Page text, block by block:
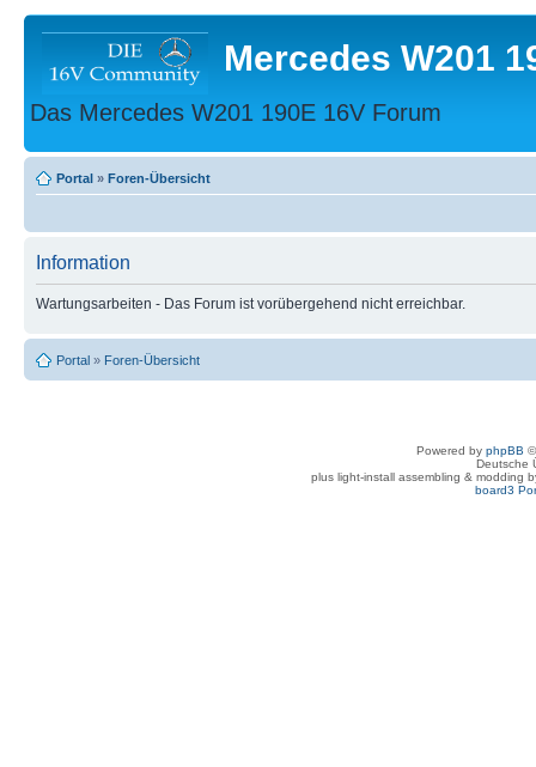
Mercedes W201
Das Mercedes W201 190E 16V Forum
Portal » Foren-Übersicht
Information
Wartungsarbeiten - Das Forum ist vorübergehend nicht erreichbar.
Portal » Foren-Übersicht
Powered by phpBB
Deutsche
plus light-install assembling & modding
board3